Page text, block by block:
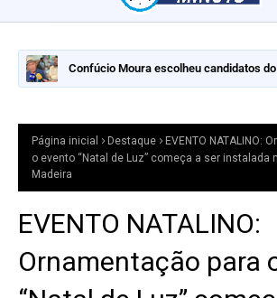
Confúcio Moura escolheu candidatos do
Página inicial Destaque
EVENTO NATALINO:
o evento “Natal de Luz” começa a ser instalada
Madeira
EVENTO NATALINO:
Ornamentação para